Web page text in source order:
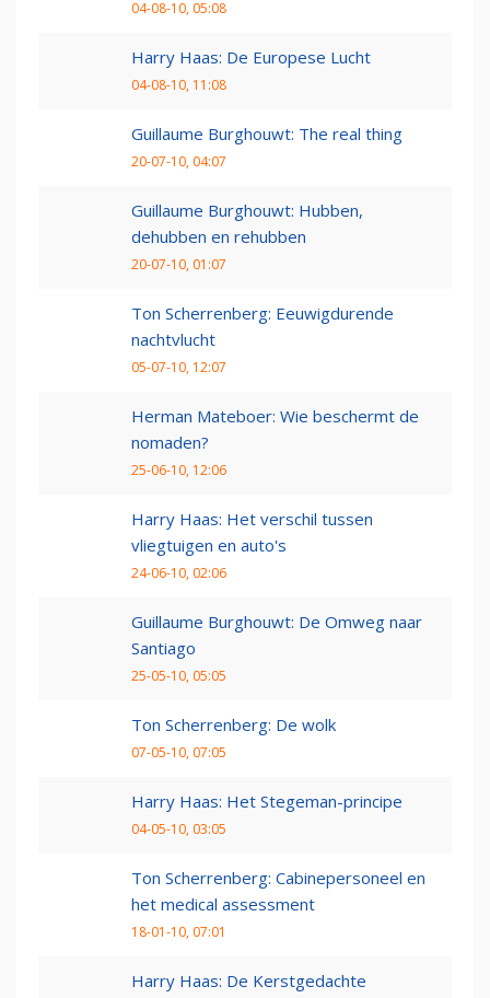
04-08-10, 05:08
Harry Haas: De Europese Lucht
04-08-10, 11:08
Guillaume Burghouwt: The real thing
20-07-10, 04:07
Guillaume Burghouwt: Hubben,
dehubben en rehubben
20-07-10, 01:07
Ton Scherrenberg: Eeuwigdurende
nachtvlucht
05-07-10, 12:07
Herman Mateboer: Wie beschermt de
nomaden?
25-06-10, 12:06
Harry Haas: Het verschil tussen
vliegtuigen en auto's
24-06-10, 02:06
Guillaume Burghouwt: De Omweg naar
Santiago
25-05-10, 05:05
Ton Scherrenberg: De wolk
07-05-10, 07:05
Harry Haas: Het Stegeman-principe
04-05-10, 03:05
Ton Scherrenberg: Cabinepersoneel en
het medical assessment
18-01-10, 07:01
Harry Haas: De Kerstgedachte